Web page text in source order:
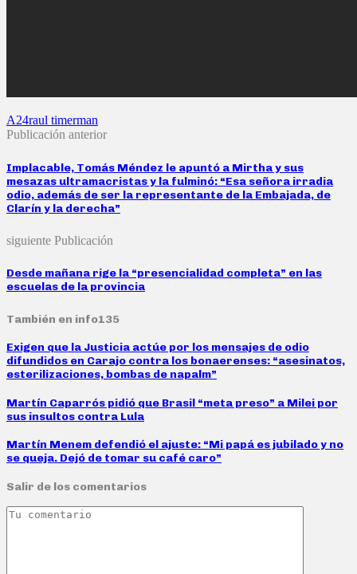
A24raul timerman
Publicación anterior
Implacable, Tomás Méndez le apuntó a Mirtha y sus
mesazas ultramacristas y la fulminó: “Esa señora irradia
odio, además de ser la representante de la Embajada, de
Clarín y la derecha”
siguiente Publicación
Desde mañana rige la “presencialidad completa” en las
escuelas de la provincia
También en info135
Exigen que la Justicia actúe por los mensajes de odio
difundidos en Carajo contra los bonaerenses: “asesinatos,
esterilizaciones, bombas de napalm”
Martín Caparrós pidió que Brasil “meta preso” a Milei por
sus insultos contra Lula
Martín Menem defendió el ajuste: “Mi papá es jubilado y no
se queja. Dejó de tomar su café caro”
Salir de los comentarios